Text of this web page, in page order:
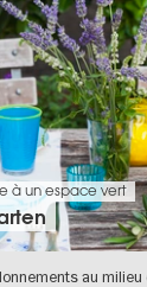
à un espace vert
au milieu